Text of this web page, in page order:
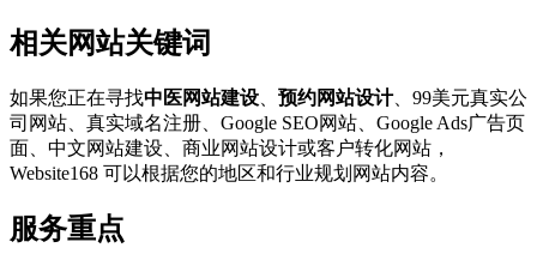
相关网站关键词
如果您正在寻找中医网站建设 预约网站设计、99美元真实公
司网站、真实域名注册、Google SEO网站、Google Ads广告页
面、中文网站建设、商业网站设计或客户转化网站，
Website168 可以根据您的地区和行业规划网站内容。
服务重点